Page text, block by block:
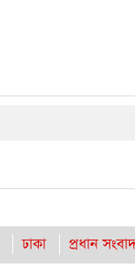
ঢাকা প্রধান